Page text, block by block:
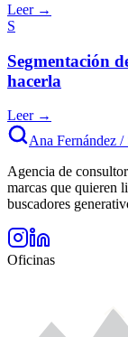
Leer →
S
Segmentación
hacerla
Leer →
Ana Fernández /
Agencia de
marcas que quieren
buscadores
Oficinas